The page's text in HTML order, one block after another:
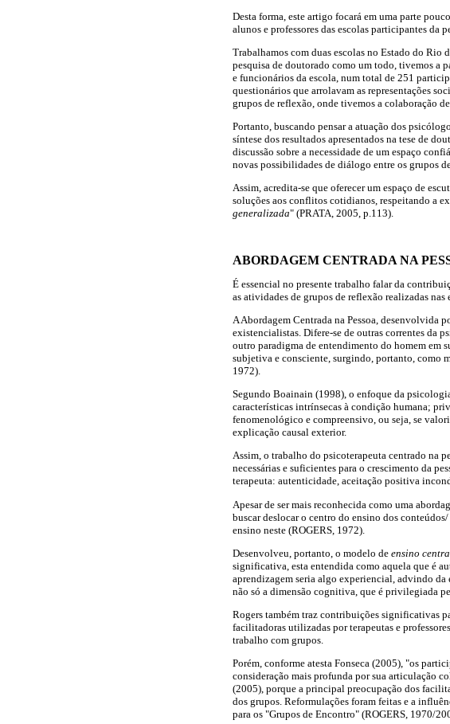
Desta forma, este artigo focará em uma parte
alunos e professores das escolas participantes da
Trabalhamos com duas escolas no Estado do Rio
pesquisa de doutorado como um todo, tivemos a
e funcionários da escola, num total de 251
questionários que arrolavam as representações
grupos de reflexão, onde tivemos a colaboração
Portanto, buscando pensar a atuação dos
síntese dos resultados apresentados na tese de
discussão sobre a necessidade de um espaço
novas possibilidades de diálogo entre os grupos
Assim, acredita-se que oferecer um espaço de
soluções aos conflitos cotidianos, respeitando a
generalizada" (PRATA, 2005, p.113).
ABORDAGEM CENTRADA NA
É essencial no presente trabalho falar da
as atividades de grupos de reflexão realizadas nas
A Abordagem Centrada na Pessoa, desenvolvida
existencialistas. Difere-se de outras correntes da
outro paradigma de entendimento do homem em
subjetiva e consciente, surgindo, portanto, como
1972).
Segundo Boainain (1998), o enfoque da
características intrínsecas à condição humana;
fenomenológico e compreensivo, ou seja, se
explicação causal exterior.
Assim, o trabalho do psicoterapeuta centrado na
necessárias e suficientes para o crescimento da
terapeuta: autenticidade, aceitação positiva
Apesar de ser mais reconhecida como uma
buscar deslocar o centro do ensino dos
ensino neste (ROGERS, 1972).
Desenvolveu, portanto, o modelo de ensino
significativa, esta entendida como aquela que é
aprendizagem seria algo experiencial, advindo
não só a dimensão cognitiva, que é privilegiada
Rogers também traz contribuições significativas
facilitadoras utilizadas por terapeutas e
trabalho com grupos.
Porém, conforme atesta Fonseca (2005), "os
consideração mais profunda por sua articulação
(2005), porque a principal preocupação dos
dos grupos. Reformulações foram feitas e a
para os "Grupos de Encontro" (ROGERS, 1970/